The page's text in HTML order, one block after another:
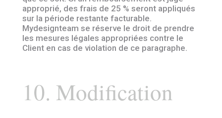
approprié, des frais de 25 % seront appliqués
sur la période restante facturable.
Mydesignteam se réserve le droit de prendre
les mesures légales appropriées contre le
Client en cas de violation de ce paragraphe.
10. Modification